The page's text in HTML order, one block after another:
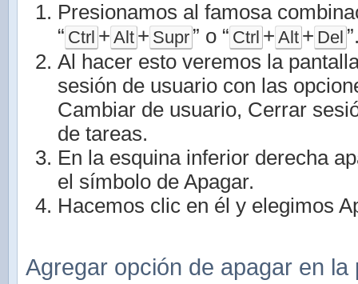
Presionamos al famosa
“ Ctrl + Alt + Supr ” o “ Ctrl + Alt + Del
Al hacer esto veremos la
sesión de usuario con las
Cambiar de usuario, Cerrar
de tareas.
En la esquina inferior derecha
el símbolo de Apagar.
Hacemos clic en él y elegimos
Agregar opción de apagar en la